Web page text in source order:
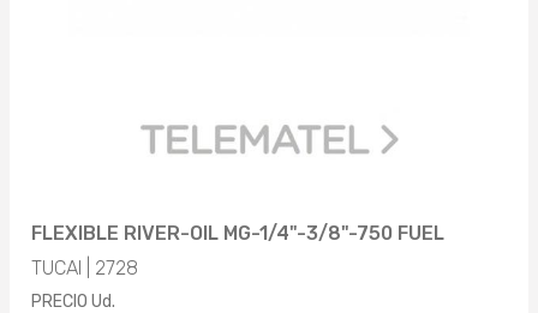
FLEXIBLE RIVER-OIL MG-1/4"-3/8"-750 FUEL
TUCAI | 2728
PRECIO Ud.